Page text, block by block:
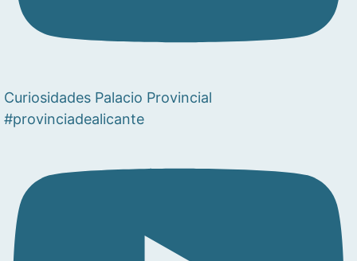
Curiosidades Palacio Provincial
#provinciadealicante